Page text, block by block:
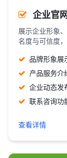
企业官
展示企业形象
名度与可信度
品牌形象展
产品服务介
企业动态发
联系咨询功
查看详情